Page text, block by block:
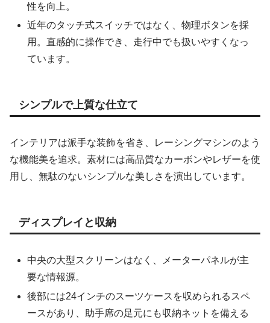
性を向上。
近年のタッチ式スイッチではなく、物理ボタンを採
用。直感的に操作でき、走行中でも扱いやすくなっ
ています。
シンプルで上質な仕立て
インテリアは派手な装飾を省き、レーシングマシンのよう
な機能美を追求。素材には高品質なカーボンやレザーを使
用し、無駄のないシンプルな美しさを演出しています。
ディスプレイと収納
中央の大型スクリーンはなく、メーターパネルが主
要な情報源。
後部には24インチのスーツケースを収められるスペ
ースがあり、助手席の足元にも収納ネットを備える